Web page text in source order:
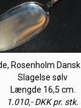
Rosenholm
Slagelse sølv
Længde 16,5 cm.
1.010,- DKK pr. stk.